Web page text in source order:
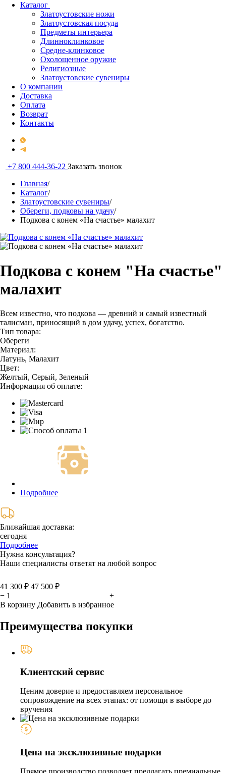
Каталог
Златоустовские ножи
Златоустовская посуда
Предметы интерьера
Длинноклинковое
Средне-клинковое
Охолощенное оружие
Религиозные
Златоустовские сувениры
О компании
Доставка
Оплата
Возврат
Контакты
+7 800 444-36-22 Заказать звонок
Главная/
Каталог/
Златоустовские сувениры/
Обереги, подковы на удачу/
Подкова с конем «На счастье» малахит
Подкова с конем "На счастье"
малахит
Всем известно, что подкова — древний и самый известный
талисман, приносящий в дом удачу, успех, богатство.
Тип товара:
Обереги
Материал:
Латунь, Малахит
Цвет:
Желтый, Серый, Зеленый
Информация об оплате:
Подробнее
Ближайшая доставка:
сегодня
Подробнее
Нужна консультация?
Наши специалисты ответят на любой вопрос
41 300 ₽ 47 500 ₽
−
+
В корзину Добавить в избранное
Преимущества покупки
Клиентский сервис
Ценим доверие и предоставляем персональное
сопровождение на всех этапах: от помощи в выборе до
вручения
Цена на эксклюзивные подарки
Прямое производство позволяет предлагать премиальные